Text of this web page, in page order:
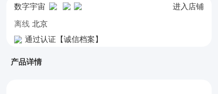
数字宇宙
进入店铺
离线 北京
通过认证【诚信档案】
产品详情